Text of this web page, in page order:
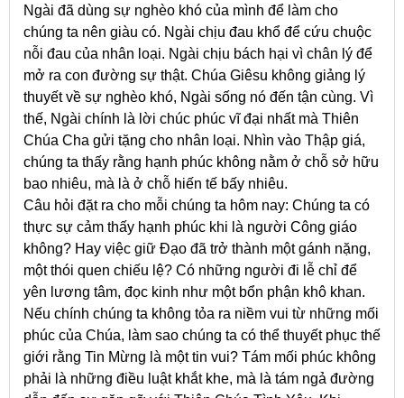
Ngài đã dùng sự nghèo khó của mình để làm cho
chúng ta nên giàu có. Ngài chịu đau khổ để cứu chuộc
nỗi đau của nhân loại. Ngài chịu bách hại vì chân lý để
mở ra con đường sự thật. Chúa Giêsu không giảng lý
thuyết về sự nghèo khó, Ngài sống nó đến tận cùng. Vì
thế, Ngài chính là lời chúc phúc vĩ đại nhất mà Thiên
Chúa Cha gửi tặng cho nhân loại. Nhìn vào Thập giá,
chúng ta thấy rằng hạnh phúc không nằm ở chỗ sở hữu
bao nhiêu, mà là ở chỗ hiến tế bấy nhiêu.
Câu hỏi đặt ra cho mỗi chúng ta hôm nay: Chúng ta có
thực sự cảm thấy hạnh phúc khi là người Công giáo
không? Hay việc giữ Đạo đã trở thành một gánh nặng,
một thói quen chiếu lệ? Có những người đi lễ chỉ để
yên lương tâm, đọc kinh như một bổn phận khô khan.
Nếu chính chúng ta không tỏa ra niềm vui từ những mối
phúc của Chúa, làm sao chúng ta có thể thuyết phục thế
giới rằng Tin Mừng là một tin vui? Tám mối phúc không
phải là những điều luật khắt khe, mà là tám ngả đường